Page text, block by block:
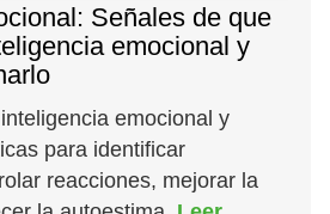
Señales de que
emocional y
emocional y
para identificar
reacciones, mejorar la